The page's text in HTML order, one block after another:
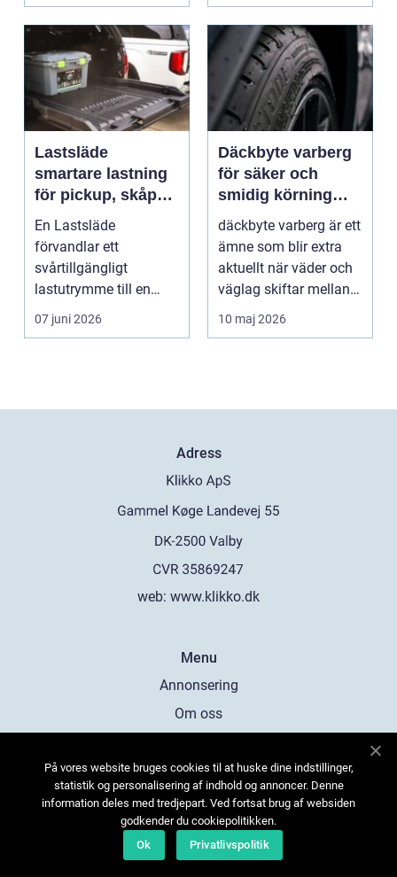
Lastsläde
smartare lastning
för pickup, skåpbil
och personbil
En Lastsläde
förvandlar ett
svårtillgängligt
lastutrymme till en
lättjobbad yta. Genom
att dra ut la...
07 juni 2026
Däckbyte varberg
för säker och
smidig körning
Året runt
däckbyte varberg är ett
ämne som blir extra
aktuellt när väder och
väglag skiftar mellan
sommar och ...
10 maj 2026
Adress
web: www.klikko.dk
Menu
Annonsering
Om oss
Kontakta oss
Sitemap
På vores website bruges cookies til at huske dine indstillinger,
statistik og personalisering af indhold og annoncer. Denne
information deles med tredjepart. Ved fortsat brug af websiden
godkender du cookiepolitikken.
Ok
Privatlivspolitik